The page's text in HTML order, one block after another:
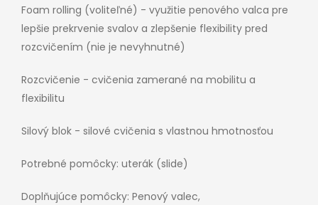
Foam rolling (voliteľné) - využitie penového valca pre
lepšie prekrvenie svalov a zlepšenie flexibility pred
rozcvičením (nie je nevyhnutné)
Rozcvičenie - cvičenia zamerané na mobilitu a
flexibilitu
Silový blok - silové cvičenia s vlastnou hmotnosťou
Potrebné pomôcky: uterák (slide)
Doplňujúce pomôcky: Penový valec,